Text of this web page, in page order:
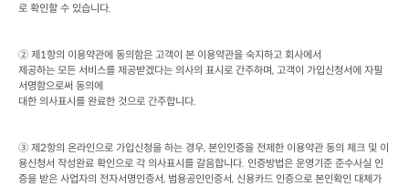
로 확인할 수 있습니다.
② 제 1항의 이용약관에 동의함은 고객이 본 이용약관을 숙지하고 회사에서
제공하는 모든 서비스를 제공받겠다는 의사의 표시로 간주하며, 고객이 가입신청서에 자필
서명함으로써 동의에
대한 의사표시를 완료한 것으로 간주합니다.
③ 제 2항의 온라인으로 가입신청을 하는 경우, 본인인증을 전제한 이용약관 동의 체크 및 이
용신청서 작성완료 확인으로 각 의사표시를 갈음합니다. 인증방법은 운영기준 준수사실 인
증을 받은 사업자의 전자서명인증서, 범용공인인증서, 신용카드 인증으로 본인확인 대체가